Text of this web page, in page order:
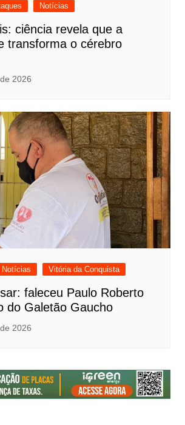
Notícias
ciência revela que a
transforma o cérebro
2026
Notícias Vitória da Conquista
faleceu Paulo Roberto
do Galetão Gaucho
2026